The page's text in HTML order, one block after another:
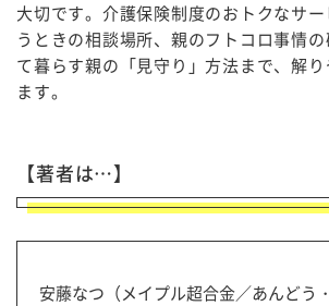
大切です。介護保険制度のおトクなサ
うときの相談場所、親のフトコロ事情
て暮らす親の「見守り」方法まで、解
ます。
【著者は…】
安藤なつ（メイプル超合金／あんどう